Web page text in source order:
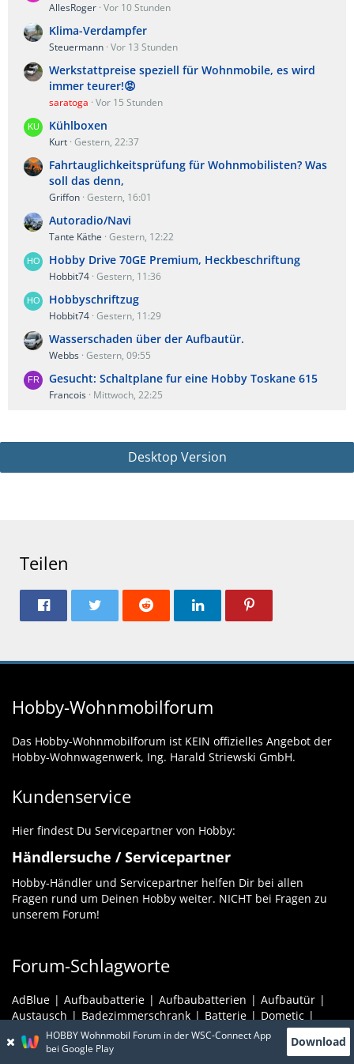
AllesRoger Vor 10 Stunden
Klima-Verdampfer
Steuermann Vor 13 Stunden
Werkstattpreise speziell für Wohnmobile, es wird
immer teurer!😡
saratoga Vor 15 Stunden
Kühlboxen
Kurt Gestern, 22:37
Fahrtauglichkeitsprüfung für Wohnmobilisten? Was
soll das denn,
Griffon Gestern, 16:01
Autoradio/Navi
Tante Käthe Gestern, 12:22
Hobby Drive 70GE Premium, Heckbeschriftung
Hobbit74 Gestern, 11:36
Hobbyschriftzug
Hobbit74 Gestern, 11:29
Wasserschaden über der Aufbautür.
Webbs Gestern, 09:55
Gesucht: Schaltplane fur eine Hobby Toskane 615
Francois Mittwoch, 22:25
Desktop Version
Teilen
Hobby-Wohnmobilforum
Das Hobby-Wohnmobilforum ist KEIN offizielles Angebot der
Hobby-Wohnwagenwerk, Ing. Harald Striewski GmbH.
Kundenservice
Hier findest Du Servicepartner von Hobby:
Händlersuche / Servicepartner
Hobby-Händler und Servicepartner helfen Dir bei allen
Fragen rund um Deinen Hobby weiter. NICHT bei Fragen zu
unserem Forum!
Forum-Schlagworte
AdBlue Aufbaubatterie Aufbaubatterien
Aufbautür
Austausch
Badezimmerschrank Batterie
Dometic
Dusche
Elektrik Fenster Galerie Gas
GFK
Heizung
Hobby
Kabel Verlegung
HOBBY Wohnmobil Forum in der WSC-Connect App
bei Google Play
Download